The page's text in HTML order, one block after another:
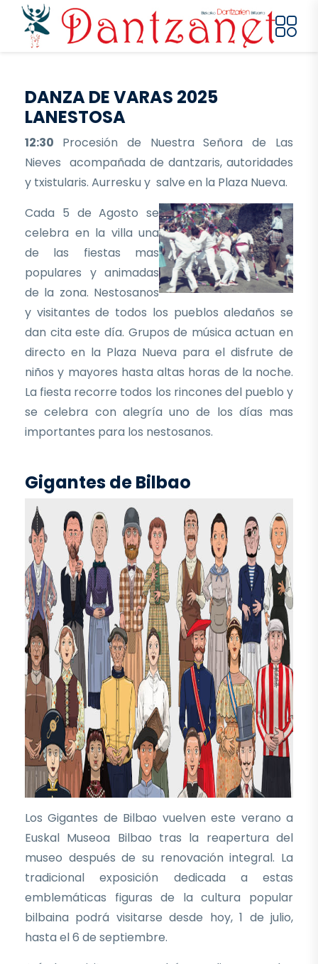
Pasar al contenido principal
DANZA DE VARAS 2025
LANESTOSA
12:30 Procesión de Nuestra Señora de Las
Nieves acompañada de dantzaris, autoridades
y txistularis. Aurresku y salve en la Plaza Nueva.
Cada 5 de Agosto se
celebra en la villa una
de las fiestas mas
populares y animadas
de la zona. Nestosanos
y visitantes de todos los pueblos aledaños se
dan cita este día. Grupos de música actuan en
directo en la Plaza Nueva para el disfrute de
niños y mayores hasta altas horas de la noche.
La fiesta recorre todos los rincones del pueblo y
se celebra con alegría uno de los días mas
importantes para los nestosanos.
Gigantes de Bilbao
Los Gigantes de Bilbao vuelven este verano a
Euskal Museoa Bilbao tras la reapertura del
museo después de su renovación integral. La
tradicional exposición dedicada a estas
emblemáticas figuras de la cultura popular
bilbaina podrá visitarse desde hoy, 1 de julio,
hasta el 6 de septiembre.